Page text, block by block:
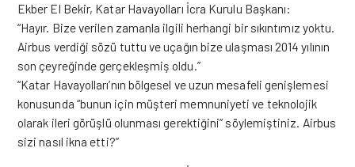
Ekber El Bekir, Katar Havayolları İcra Kurulu Başkanı:
“Hayır. Bize verilen zamanla ilgili herhangi bir sıkıntımız yoktu.
Airbus verdiği sözü tuttu ve uçağın bize ulaşması 2014 yılının
son çeyreğinde gerçekleşmiş oldu.”
“Katar Havayolları’nın bölgesel ve uzun mesafeli genişlemesi
konusunda “bunun için müşteri memnuniyeti ve teknolojik
olarak ileri görüşlü olunması gerektiğini” söylemiştiniz. Airbus
sizi nasıl ikna etti?”